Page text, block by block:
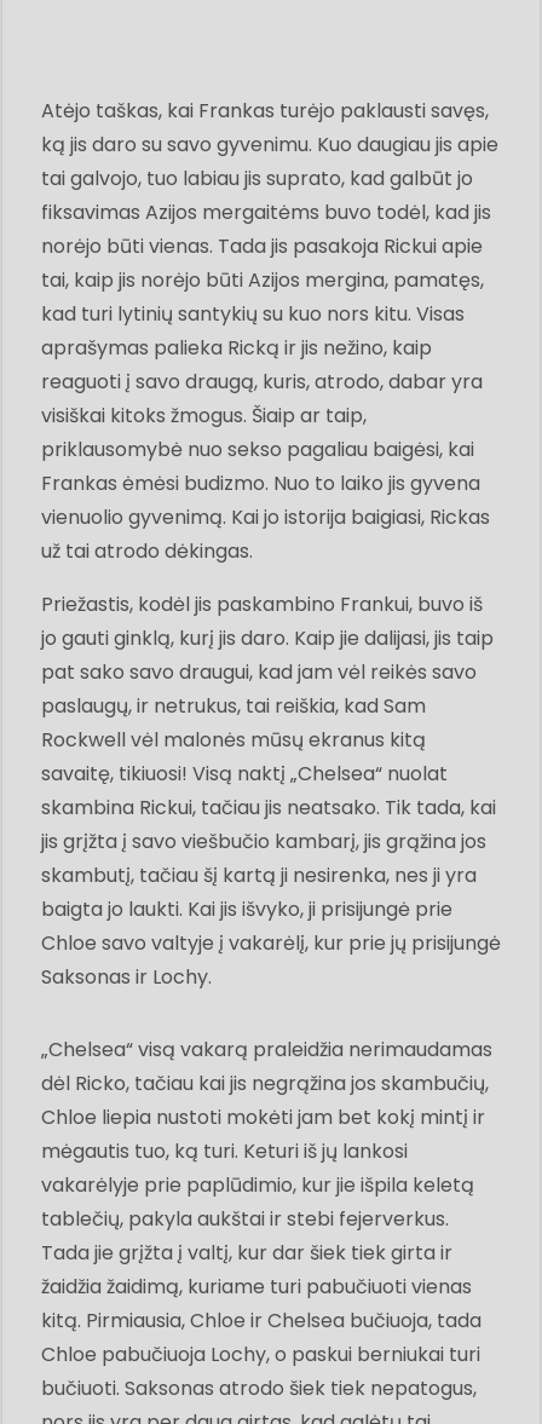
Atėjo taškas, kai Frankas turėjo paklausti savęs,
ką jis daro su savo gyvenimu. Kuo daugiau jis apie
tai galvojo, tuo labiau jis suprato, kad galbūt jo
fiksavimas Azijos mergaitėms buvo todėl, kad jis
norėjo būti vienas. Tada jis pasakoja Rickui apie
tai, kaip jis norėjo būti Azijos mergina, pamatęs,
kad turi lytinių santykių su kuo nors kitu. Visas
aprašymas palieka Ricką ir jis nežino, kaip
reaguoti į savo draugą, kuris, atrodo, dabar yra
visiškai kitoks žmogus. Šiaip ar taip,
priklausomybė nuo sekso pagaliau baigėsi, kai
Frankas ėmėsi budizmo. Nuo to laiko jis gyvena
vienuolio gyvenimą. Kai jo istorija baigiasi, Rickas
už tai atrodo dėkingas.
Priežastis, kodėl jis paskambino Frankui, buvo iš
jo gauti ginklą, kurį jis daro. Kaip jie dalijasi, jis taip
pat sako savo draugui, kad jam vėl reikės savo
paslaugų, ir netrukus, tai reiškia, kad Sam
Rockwell vėl malonės mūsų ekranus kitą
savaitę, tikiuosi! Visą naktį „Chelsea“ nuolat
skambina Rickui, tačiau jis neatsako. Tik tada, kai
jis grįžta į savo viešbučio kambarį, jis grąžina jos
skambutį, tačiau šį kartą ji nesirenka, nes ji yra
baigta jo laukti. Kai jis išvyko, ji prisijungė prie
Chloe savo valtyje į vakarėlį, kur prie jų prisijungė
Saksonas ir Lochy.
„Chelsea“ visą vakarą praleidžia nerimaudamas
dėl Ricko, tačiau kai jis negrąžina jos skambučių,
Chloe liepia nustoti mokėti jam bet kokį mintį ir
mėgautis tuo, ką turi. Keturi iš jų lankosi
vakarėlyje prie paplūdimio, kur jie išpila keletą
tablečių, pakyla aukštai ir stebi fejerverkus.
Tada jie grįžta į valtį, kur dar šiek tiek girta ir
žaidžia žaidimą, kuriame turi pabučiuoti vienas
kitą. Pirmiausia, Chloe ir Chelsea bučiuoja, tada
Chloe pabučiuoja Lochy, o paskui berniukai turi
bučiuoti. Saksonas atrodo šiek tiek nepatogus,